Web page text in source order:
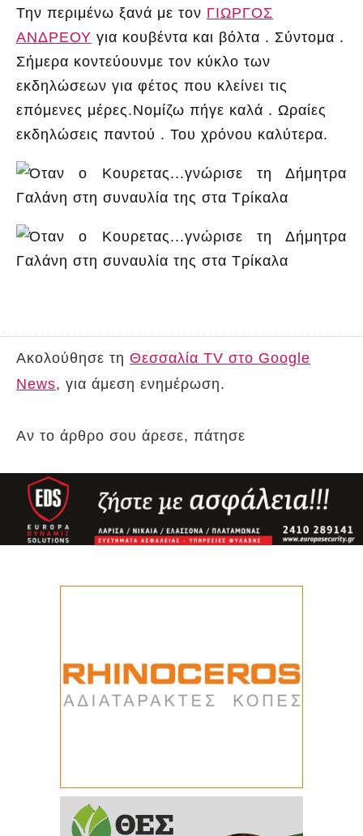
Την περιμένω ξανά με τον ΓΙΩΡΓΟΣ
ΑΝΔΡΕΟΥ για κουβέντα και βόλτα . Σύντομα .
Σήμερα κοντεύουνμε τον κύκλο των
εκδηλώσεων για φέτος που κλείνει τις
επόμενες μέρες.Νομίζω πήγε καλά . Ωραίες
εκδηλώσεις παντού . Του χρόνου καλύτερα.
Ακολούθησε τη Θεσσαλία TV στο Google
News, για άμεση ενημέρωση.
Αν το άρθρο σου άρεσε, πάτησε